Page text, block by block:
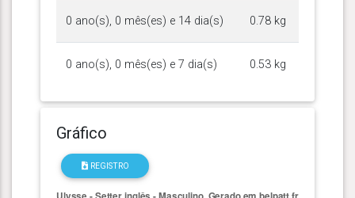
0 ano(s), 0 mês(es) e 14 dia(s) 0.78 kg
0 ano(s), 0 mês(es) e 7 dia(s) 0.53 kg
Gráfico
REGISTRO